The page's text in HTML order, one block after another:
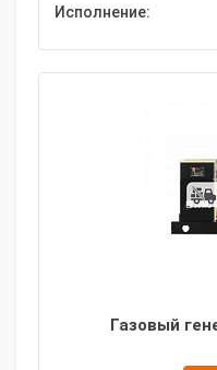
Исполнение:
Газовый